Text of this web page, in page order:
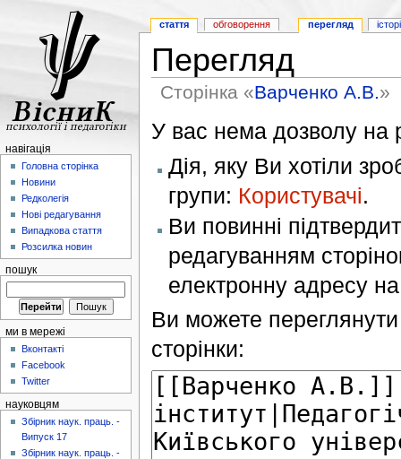
Перегляд
Сторінка «Варченко А.В.»
У вас нема дозволу на
Дія, яку Ви хотіли
групи: Користувачі.
Ви повинні
редагуванням
електронну адресу
Ви можете переглянути
сторінки:
стаття обговорення перегляд
навігація
Головна сторінка
Новини
Редколегія
Нові редагування
Випадкова стаття
Розсилка новин
пошук
ми в мережі
Вконтакті
Facebook
Twitter
науковцям
Збірник наук. праць. -
Випуск 17
Збірник наук. праць. -